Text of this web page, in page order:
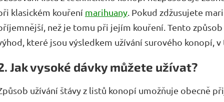
klasickém kouření marihuany . Pokud zdžusujete
než je tomu při jejím kouření. Tento
které jsou výsledkem užívání surového konopí, v
Jak vysoké dávky můžete užívat?
užívání štávy z listů konopí umožňuje obecně